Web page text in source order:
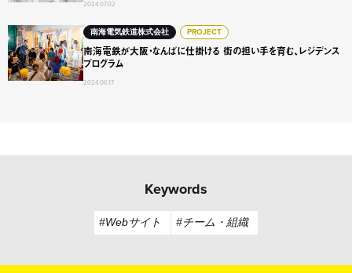
2024.07.02
南海電気鉄道株式会社 PROJECT
南海電鉄が大阪・なんばに仕掛ける 街の担い手を育む、レジデンス
プログラム
2024.06.17
南海電鉄が大阪・なんばに仕掛ける 街の担い手を育む、レ
Keywords
#Webサイト #チーム・組織